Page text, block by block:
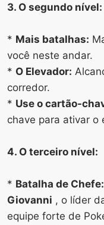
3. O segundo nível:
* Mais batalhas:
você neste andar.
* O Elevador:
corredor.
* Use o cartão-
chave para ativar o
4. O terceiro nível:
* Batalha de Chefe:
Giovanni , o líder
equipe forte de